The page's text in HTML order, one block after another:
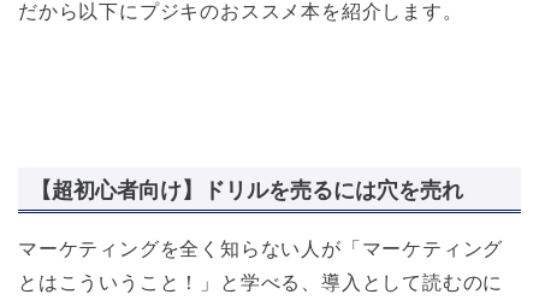
だから以下にプジキのおススメ本を紹介します。
【超初心者向け】ドリルを売るには穴を売れ
マーケティングを全く知らない人が「マーケティング
とはこういうこと！」と学べる、導入として読むのに